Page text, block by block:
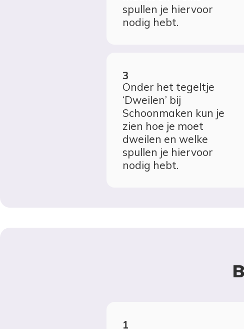
spullen je hiervoor
nodig hebt.
Onder het tegeltje
‘Dweilen’ bij
Schoonmaken kun je
zien hoe je moet
dweilen en welke
spullen je hiervoor
nodig hebt.